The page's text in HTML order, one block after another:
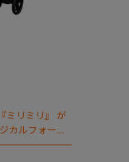
ミリミリ』 が
カルフォール